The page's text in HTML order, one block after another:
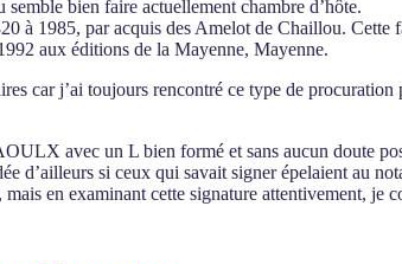
bien faire actuellement chambre d’hôte.
à 1985, par acquis des Amelot de Chaillou.
aux éditions de la Mayenne, Mayenne.
car j’ai toujours rencontré ce type de
avec un L bien formé et sans aucun doute
d’ailleurs si ceux qui savait signer épelaient au
en examinant cette signature attentivement, je